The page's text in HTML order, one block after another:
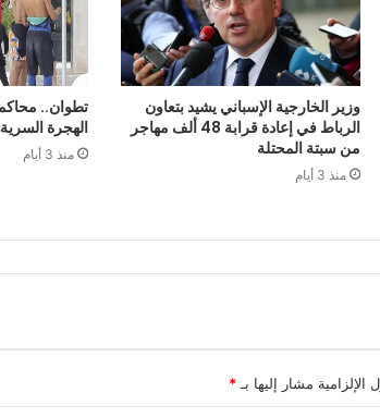
وزير الخارجية الإسباني يشيد بتعاون
الرباط في إعادة قرابة 48 ألف مهاجر
من سبتة المحتلة
منذ 3 أيام
الهجرة السرية
منذ 3 أيام
الإلزامية مشار إليها بـ*